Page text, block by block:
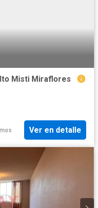
Misti Miraflores
Ver en detalle